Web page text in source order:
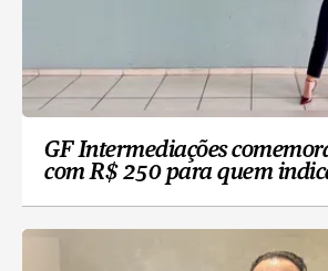
GF Intermediações
com R$ 250 para quem